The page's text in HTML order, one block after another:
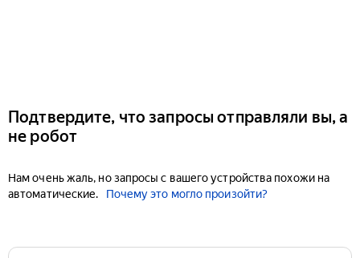
Подтвердите, что запросы отправляли вы, а
не робот
Нам очень жаль, но запросы с вашего устройства похожи на
автоматические.
Почему это могло произойти?